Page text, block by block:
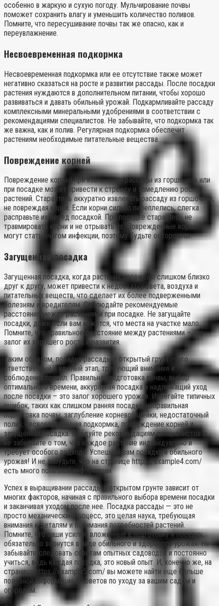
особенно в жаркую и сухую погоду. Мульчирование почвы
поможет сохранить влагу и уменьшить количество поливов.
Помните, что пересушивание почвы так же опасно, как и
переувлажнение.
Несвоевременная подкормка
Несвоевременная подкормка или ее отсутствие также может
негативно сказаться на росте и развитии рассады. После посадки
растения нуждаются в дополнительном питании, чтобы хорошо
развиваться и давать обильный урожай. Подкармливайте рассаду
комплексными минеральными удобрениями в соответствии с
рекомендациями специалистов. Не забывайте, что подкормка так
же важна, как и полив. Регулярная подкормка обеспечит
растениям необходимые питательные вещества.
Повреждение корней
Повреждение корней при извлечении рассады из горшочков или
при посадке может привести к стрессу и замедлению роста
растений. Старайтесь аккуратно извлекать рассаду из горшочков,
не повреждая корни. Если корни сильно переплелись, слегка
расправьте их перед посадкой. При посадке старайтесь не
травмировать корни и не отрывать их. Поврежденные корни
могут стать очагом инфекции, поэтому будьте осторожны.
Загущенная посадка
Загущенная посадка, когда растения посажены слишком близко
друг к другу, может привести к недостатку света, воздуха и
питательных веществ, что сделает их более подверженными
болезням и вредителям. Соблюдайте рекомендуемые
расстояния между растениями при посадке. Не загущайте
посадки, даже если вам кажется, что места на участке мало.
Помните, что правильное расстояние между растениями – это
залог их хорошего роста и развития.
Таким образом, посадка рассады в открытый грунт – это
ответственный и важный этап, требующий внимания и
соблюдения правил. Правильная подготовка почвы, выбор
оптимального времени, аккуратная посадка и надлежащий уход
после посадки – это залог хорошего урожая. Избегайте типичных
ошибок, таких как слишком ранняя посадка, неправильная
подготовка почвы, заглубление корневой шейки, недостаточный
полив, несвоевременная подкормка, повреждение корней и
загущенная посадка. Следуйте рекомендациям специалистов и
не забывайте о том, что каждое растение индивидуально и
требует особого подхода. Успешной вам посадки и обильного
урожая! И не забудьте, что на странице https://example4.com/
есть много полезной информации.
Успех в выращивании рассады в открытом грунте зависит от
многих факторов, начиная с правильного выбора времени посадки
и заканчивая уходом после нее. Посадка рассады — это не
просто механический процесс, это целая наука, требующая
внимания к деталям и понимания потребностей растений.
Помните, что ваши усилия, вложенные в подготовку и посадку,
обязательно вернутся в виде обильного и здорового урожая. Не
забывайте следовать советам опытных садоводов и постоянно
учиться, ведь каждая посадка, это новый опыт. И, конечно же, на
странице https://example5.com/ вы можете найти еще больше
полезной информации и советов по уходу за вашим садом и
огородом.